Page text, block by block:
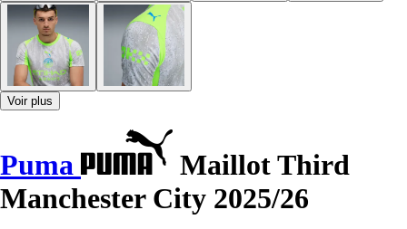
Voir plus
Puma
Maillot Third
Manchester City 2025/26